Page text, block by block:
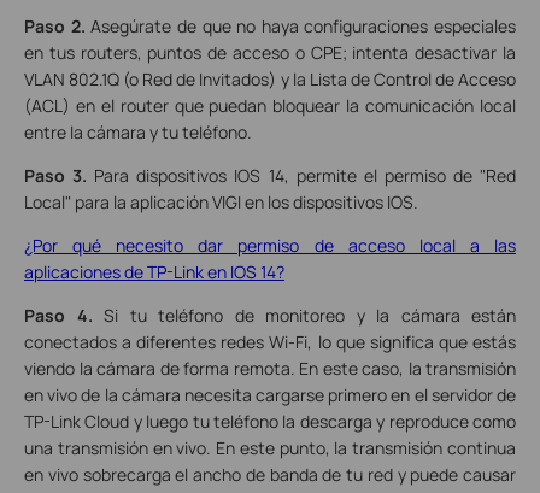
Paso 2. Asegúrate de que no haya configuraciones especiales
en tus routers, puntos de acceso o CPE; intenta desactivar la
VLAN 802.1Q (o Red de Invitados) y la Lista de Control de Acceso
(ACL) en el router que puedan bloquear la comunicación local
entre la cámara y tu teléfono.
Paso 3. Para dispositivos IOS 14, permite el permiso de "Red
Local" para la aplicación VIGI en los dispositivos IOS.
¿Por qué necesito dar permiso de acceso local a las
aplicaciones de TP-Link en IOS 14?
Paso 4. Si tu teléfono de monitoreo y la cámara están
conectados a diferentes redes Wi-Fi, lo que significa que estás
viendo la cámara de forma remota. En este caso, la transmisión
en vivo de la cámara necesita cargarse primero en el servidor de
TP-Link Cloud y luego tu teléfono la descarga y reproduce como
una transmisión en vivo. En este punto, la transmisión continua
en vivo sobrecarga el ancho de banda de tu red y puede causar